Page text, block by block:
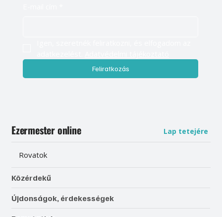
Feliratkozás
Ezermester online Lap tetejére
Rovatok
Közérdekű
Újdonságok, érdekességek